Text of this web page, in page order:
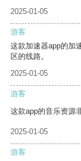
2025-01-05
游客
这款加速器app的加
区的线路。
2025-01-05
游客
这款app的音乐资源
2025-01-05
游客